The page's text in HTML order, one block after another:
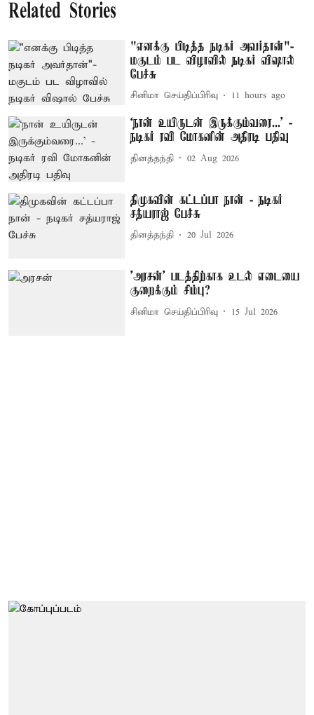
Related Stories
"எனக்கு பிடித்த நடிகர் அவர்தான்"-
மகுடம் பட விழாவில் நடிகர் விஷால்
பேச்சு
சினிமா செய்திப்பிரிவு 11 hours ago
‘நான் உயிருடன் இருக்கும்வரை...’ -
நடிகர் ரவி மோகனின் அதிரடி பதிவு
தினத்தந்தி 02 Aug 2026
திமுகவின் கட்டப்பா நான் - நடிகர்
சத்யராஜ் பேச்சு
தினத்தந்தி 20 Jul 2026
'அரசன்' படத்திற்காக உடல் எடையை
குறைக்கும் சிம்பு?
சினிமா செய்திப்பிரிவு 15 Jul 2026